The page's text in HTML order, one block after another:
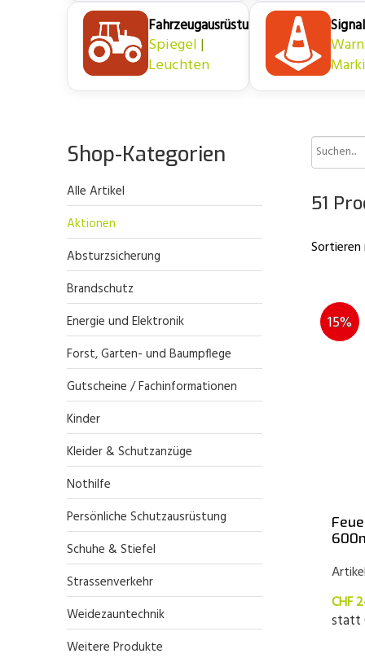
Fahrzeugausrüstung
Spiegel |
Leuchten
Shop-Kategorien
Alle Artikel
Aktionen
Absturzsicherung
Brandschutz
Energie und Elektronik
Forst, Garten- und Baumpflege
Gutscheine / Fachinformationen
Kinder
Kleider & Schutzanzüge
Nothilfe
Persönliche Schutzausrüstung
Schuhe & Stiefel
Strassenverkehr
Weidezauntechnik
Weitere Produkte
51
Sortieren
CHF
statt
15%